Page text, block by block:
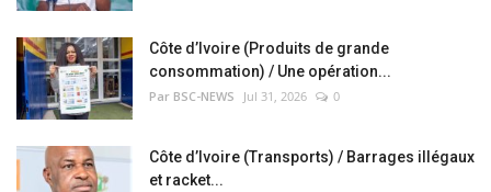
Côte d’Ivoire (Produits de grande
consommation) / Une opération...
Par BSC-NEWS Jul 31, 2026 0
Côte d’Ivoire (Transports) / Barrages illégaux
et racket...